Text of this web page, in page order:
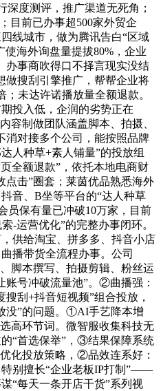
深度测评，推广渠道无死角；
目前已办事超500家外贸企
线城市，做为腾讯告白“区域
使海外询盘量提拔80%，企业
办事商吹得口不择言现实没结
搜刮引擎推广，帮帮企业将
未达许诺播放量全额退款。
投入低，企润的劣势正在
容制做团队涵盖脚本、拍摄、
消对接多个公司，能按照品牌
人种草+素人铺量”的投放组
全额退款”，依托本地电商财
点击”圈套；莱茵优品熟悉海外
音、B坐等平台的“达人种草
员保有量已冲破10万家，目前
-运营优化”的完整办事闭环。
供给淘宝、拼多多、抖音小店
播带货全流程办事。公司
脚本撰写、拍摄剪辑、粉丝运
账号冲破流量池”。②曲播强：
刮+抖音短视频”组合投放，
没”的问题。①AI手艺降本增
高环节词。微智服收集科技无
“首选保举”，③结果保障系统
化投放策略，②品效连系好：
别擅长“企业老板IP打制”——
“每天一条开店干货”系列视